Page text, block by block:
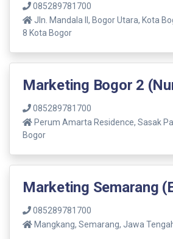
085289781700
Jln. Mandala ll, Bogor Utara, Kota
8 Kota Bogor
Marketing Bogor 2
085289781700
Perum Amarta Residence, Sasak
Bogor
Marketing Semarang
085289781700
Mangkang, Semarang, Jawa